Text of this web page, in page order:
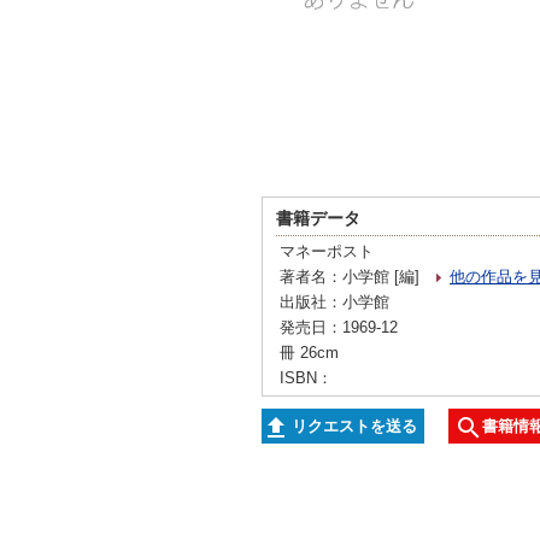
書籍データ
マネーポスト
著者名：小学館 [編]
他の作品を
出版社：小学館
発売日：1969-12
冊 26cm
ISBN：
リクエストを送る 書籍情